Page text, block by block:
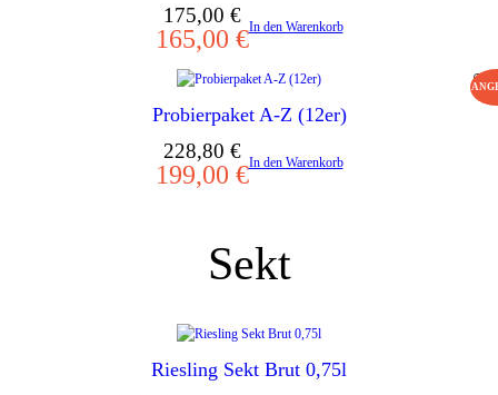
175,00 €
Ursprünglicher
Preis
war:
175,00 €
165,00 €
Aktueller
Preis
ist:
165,00 €.
In den Warenkorb
Probierpaket A-Z (12er)
228,80 €
Ursprünglicher
Preis
199,00 €
Aktueller
Preis
In den Warenkorb
Sekt
Riesling Sekt Brut 0,75l